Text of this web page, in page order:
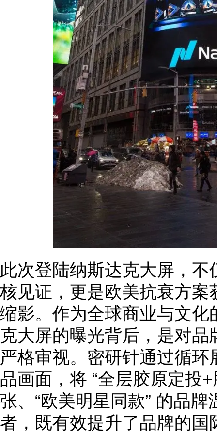
此次登陆纳斯达克大屏，
核见证，更是欧美抗衰方
缩影。作为全球商业与文
克大屏的曝光背后，是对
严格审视。密研针通过循
品画面，将 “全层胶原定投
张、“欧美明星同款” 的品
者，既有效提升了品牌的